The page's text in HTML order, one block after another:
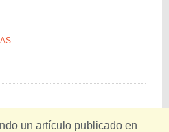
un artículo publicado en